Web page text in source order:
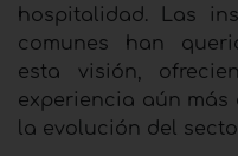
hospitalidad. Las
comunes han
esta visión,
experiencia aún más
la evolución del